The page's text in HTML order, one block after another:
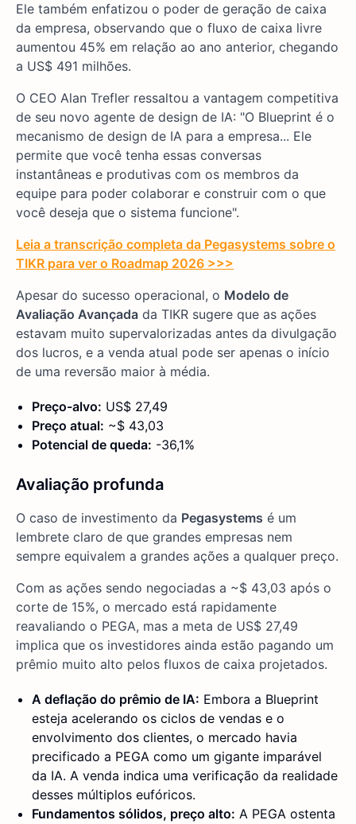
Ele também enfatizou o poder de geração de caixa
da empresa, observando que o fluxo de caixa livre
aumentou 45% em relação ao ano anterior, chegando
a US$ 491 milhões.
O CEO Alan Trefler ressaltou a vantagem competitiva
de seu novo agente de design de IA: "O Blueprint é o
mecanismo de design de IA para a empresa... Ele
permite que você tenha essas conversas
instantâneas e produtivas com os membros da
equipe para poder colaborar e construir com o que
você deseja que o sistema funcione".
Leia a transcrição completa da Pegasystems sobre o
TIKR para ver o Roadmap 2026 >>>
Apesar do sucesso operacional, o Modelo de
Avaliação Avançada da TIKR sugere que as ações
estavam muito supervalorizadas antes da divulgação
dos lucros, e a venda atual pode ser apenas o início
de uma reversão maior à média.
Preço-alvo: US$ 27,49
Preço atual: ~$ 43,03
Potencial de queda: -36,1%
Avaliação profunda
O caso de investimento da Pegasystems é um
lembrete claro de que grandes empresas nem
sempre equivalem a grandes ações a qualquer preço.
Com as ações sendo negociadas a ~$ 43,03 após o
corte de 15%, o mercado está rapidamente
reavaliando o PEGA, mas a meta de US$ 27,49
implica que os investidores ainda estão pagando um
prêmio muito alto pelos fluxos de caixa projetados.
A deflação do prêmio de IA: Embora a Blueprint
esteja acelerando os ciclos de vendas e o
envolvimento dos clientes, o mercado havia
precificado a PEGA como um gigante imparável
da IA. A venda indica uma verificação da realidade
desses múltiplos eufóricos.
Fundamentos sólidos, preço alto: A PEGA ostenta